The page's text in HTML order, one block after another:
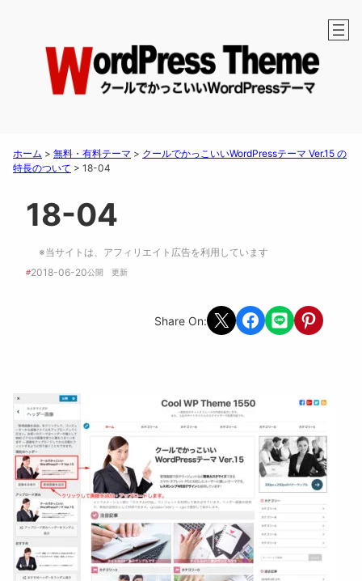
ホーム > 無料・有料テーマ > クールでかっこいいWordPressテーマ Ver.15 の
特長のついて > 18-04
18-04
※当サイトは、アフィリエイト広告を利用しています
#2018-06-20公開 更新
Share On: Share on X Share on Facebook
Share on LINEShare on